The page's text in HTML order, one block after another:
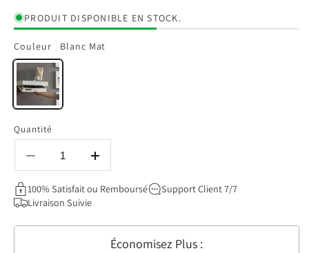
habituel
PRODUIT DISPONIBLE EN STOCK.
Couleur Blanc Mat
Quantité
Réduire
la
quantité
de
Murale
Augmenter
la
quantité
Murale
100% Satisfait ou Remboursé
Support Client 7/7
Livraison Suivie
Économisez Plus :